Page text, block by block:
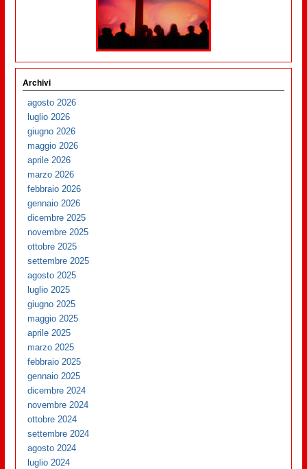
Archivi
agosto 2026
luglio 2026
giugno 2026
maggio 2026
aprile 2026
marzo 2026
febbraio 2026
gennaio 2026
dicembre 2025
novembre 2025
ottobre 2025
settembre 2025
agosto 2025
luglio 2025
giugno 2025
maggio 2025
aprile 2025
marzo 2025
febbraio 2025
gennaio 2025
dicembre 2024
novembre 2024
ottobre 2024
settembre 2024
agosto 2024
luglio 2024